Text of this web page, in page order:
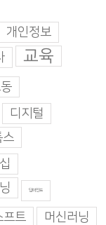
개인정보
교육
디지털
스
딥마인드
프트
머신러닝